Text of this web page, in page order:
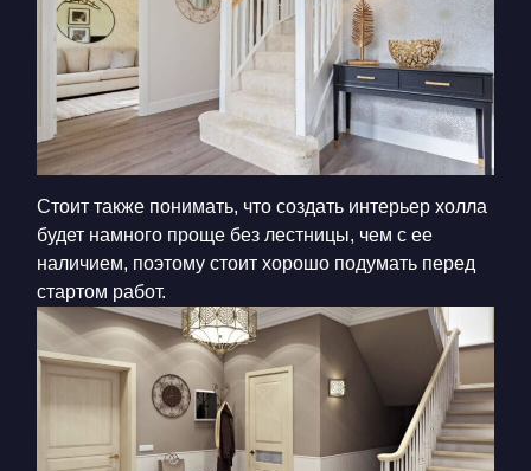
Стоит также понимать, что создать интерьер холла
будет намного проще без лестницы, чем с ее
наличием, поэтому стоит хорошо подумать перед
стартом работ.